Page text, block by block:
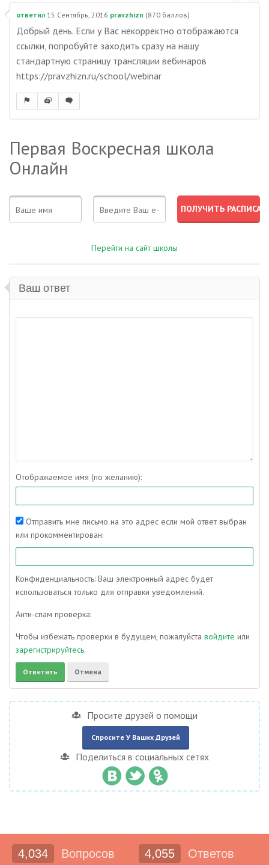
ответил 15 Сентябрь, 2016 pravzhizn (870 баллов)
Добрый день. Если у Вас некорректно отображаются
ссылки, попробуйте заходить сразу на нашу
стандартную страницу трансляции вебинаров
https://pravzhizn.ru/school/webinar
Первая Воскресная школа
Онлайн
Перейти на сайт школы
Ваш ответ
Отображаемое имя (по желанию):
Отправить мне письмо на это адрес если мой ответ выбран
или прокомментирован:
Конфиденциальность: Ваш электронный адрес будет
использоваться только для отправки уведомлений.
Анти-спам проверка:
Чтобы избежать проверки в будущем, пожалуйста войдите или
зарегистрируйтесь.
Просите друзей о помощи
Спросите У Ваших Друзей
Поделиться в социальных сетях
4,034 Вопросов 4,055 Ответов